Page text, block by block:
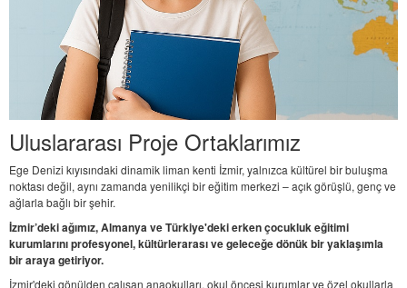
Uluslararası Proje Ortaklarımız
Ege Denizi kıyısındaki dinamik liman kenti İzmir, yalnızca kültürel bir buluşma
noktası değil, aynı zamanda yenilikçi bir eğitim merkezi – açık görüşlü, genç ve
ağlarla bağlı bir şehir.
İzmir’deki ağımız, Almanya ve Türkiye'deki erken çocukluk eğitimi
kurumlarını profesyonel, kültürlerarası ve geleceğe dönük bir yaklaşımla
bir araya getiriyor.
İzmir'deki gönülden çalışan anaokulları, okul öncesi kurumlar ve özel okullarla